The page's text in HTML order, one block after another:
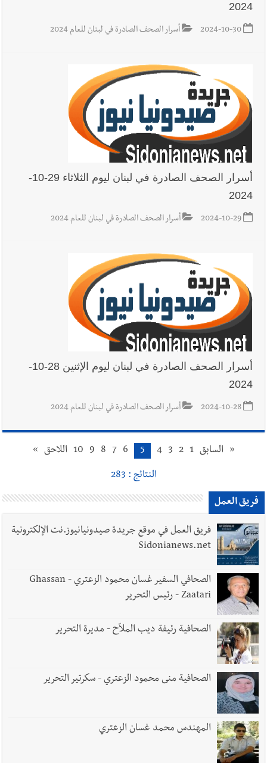
2024
2024-10-30 أسرار الصحف الصادرة في لبنان للعام 2024
أسرار الصحف الصادرة في لبنان ليوم الثلاثاء 29-10-
2024
2024-10-29 أسرار الصحف الصادرة في لبنان للعام 2024
أسرار الصحف الصادرة في لبنان ليوم الإثنين 28-10-
2024
2024-10-28 أسرار الصحف الصادرة في لبنان للعام 2024
« السابق 1
2
3
4
5
6
7
8
9
10 اللاحق »
النتائج : 283
فريق العمل
فريق العمل في موقع جريدة صيدونيانيوز.نت الإلكترونية
Sidonianews.net
الصحافي السفير غسان محمود الزعتري - Ghassan
Zaatari - رئيس التحرير
الصحافية رئيفة ديب الملاّح - مديرة التحرير
الصحافية منى محمود الزعتري - سكرتير التحرير
المهندس محمد غسان الزعتري